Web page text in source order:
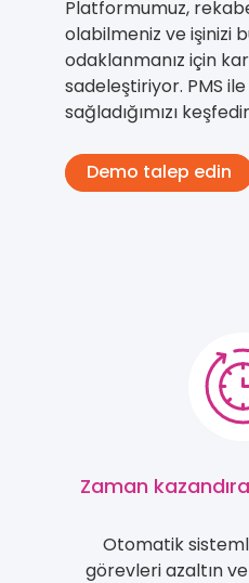
Platformumuz,
olabilmeniz ve işinizi
odaklanmanız için
sadeleştiriyor. PMS ile
sağladığımızı
Demo talep edin
Zaman
Otomatik
görevleri azaltın